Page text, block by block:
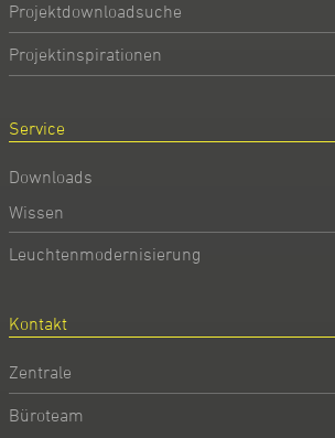
Projektdownloadsuche
Projektinspirationen
Service
Downloads
Wissen
Leuchtenmodernisierung
Kontakt
Zentrale
Büroteam